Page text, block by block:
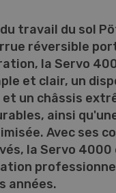
travail du sol
réversible
la Servo
et clair, un
un châssis
ainsi
Avec ses
la Servo 4000
années.